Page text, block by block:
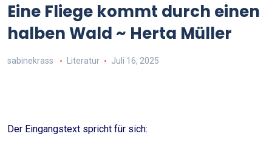
Eine Fliege kommt durch einen
halben Wald ~ Herta Müller
sabinekrass Literatur Juli 16, 2025
Der Eingangstext spricht für sich: